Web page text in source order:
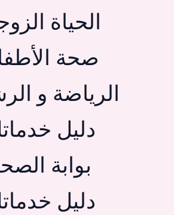
الحياة
صحة
الرياضة و
دليل
بوابة
دليل